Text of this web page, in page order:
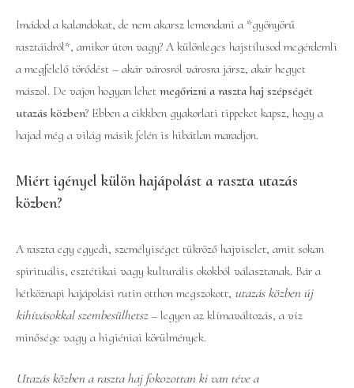
Imádod a kalandokat, de nem akarsz lemondani a *gyönyörű
rasztáidról*, amikor úton vagy? A különleges hajstílusod megérdemli
a megfelelő törődést – akár városról városra jársz, akár hegyet
mászol. De vajon hogyan lehet megőrizni a raszta haj szépségét
utazás közben? Ebben a cikkben gyakorlati tippeket kapsz, hogy a
hajad még a világ másik felén is hibátlan maradjon.
Miért igényel külön hajápolást a raszta utazás
közben?
A raszta egy egyedi, személyiséget tükröző hajviselet, amit sokan
spirituális, esztétikai vagy kulturális okokból választanak. Bár a
hétköznapi hajápolási rutin otthon megszokott, utazás közben új
kihívásokkal szembesülhetsz– legyen az klímaváltozás, a víz
minősége vagy a higiéniai körülmények.
Utazás közben a raszta haj fokozottan ki van téve a